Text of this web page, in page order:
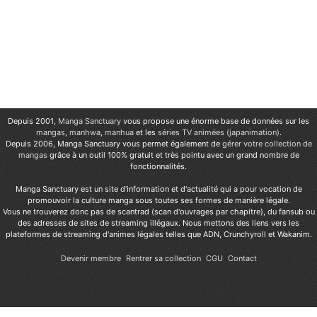
Depuis 2001, Manga Sanctuary vous propose une énorme base de données sur les
mangas, manhwa, manhuaet les séries TV animées (japanimation).
Depuis 2006, Manga Sanctuary vous permet également de gérer votre collection de
mangas grâce à un outil 100% gratuit et très pointu avec un grand nombre de
fonctionnalités.
Manga Sanctuary est un site d'information et d'actualité qui a pour vocation de
promouvoir la culture manga sous toutes ses formes de manière légale.
Vous ne trouverez donc pas de scantrad (scan d'ouvrages par chapitre), du fansub ou
des adresses de sites de streaming illégaux. Nous mettons des liens vers les
plateformes de streaming d'animes légales telles que ADN, Crunchyroll et Wakanim.
Devenir membre Rentrer sa collection CGU Contact